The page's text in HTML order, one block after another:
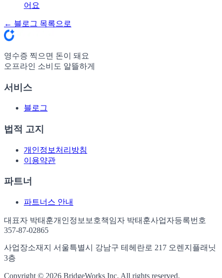
어요
← 블로그 목록으로
영수증 찍으면 돈이 돼요
오프라인 소비도 알뜰하게
서비스
블로그
법적 고지
개인정보처리방침
이용약관
파트너
파트너스 안내
대표자 박태훈개인정보보호책임자 박태훈사업자등록번호
357-87-02865
사업장소재지 서울특별시 강남구 테헤란로 217 오렌지플래닛
3층
Copyright © 2026 BridgeWorks Inc. All rights reserved.